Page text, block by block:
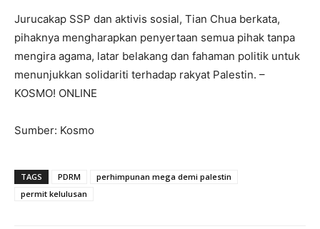
Jurucakap SSP dan aktivis sosial, Tian Chua berkata,
pihaknya mengharapkan penyertaan semua pihak tanpa
mengira agama, latar belakang dan fahaman politik untuk
menunjukkan solidariti terhadap rakyat Palestin. –
KOSMO! ONLINE
Sumber: Kosmo
TAGS PDRM
perhimpunan mega demi palestin
permit kelulusan